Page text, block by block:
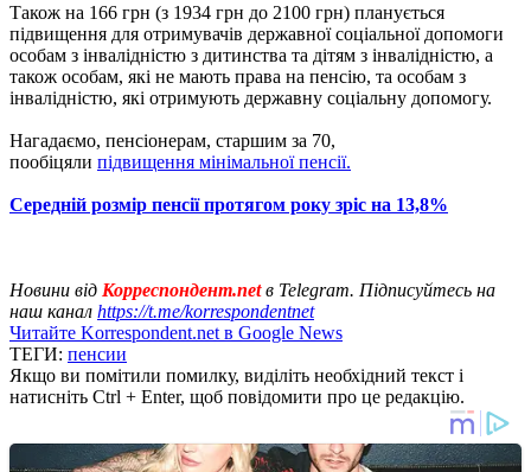
Також на 166 грн (з 1934 грн до 2100 грн) планується
підвищення для отримувачів державної соціальної допомоги
особам з інвалідністю з дитинства та дітям з інвалідністю, а
також особам, які не мають права на пенсію, та особам з
інвалідністю, які отримують державну соціальну допомогу.
Нагадаємо, пенсіонерам, старшим за 70,
пообіцяли підвищення мінімальної пенсії.
Середній розмір пенсії протягом року зріс на 13,8%
Новини від Корреспондент.netв Telegram. Підписуйтесь на
наш канал https://t.me/korrespondentnet
Читайте Korrespondent.net в Google News
ТЕГИ: пенсии
Якщо ви помітили помилку, виділіть необхідний текст і
натисніть Ctrl + Enter, щоб повідомити про це редакцію.